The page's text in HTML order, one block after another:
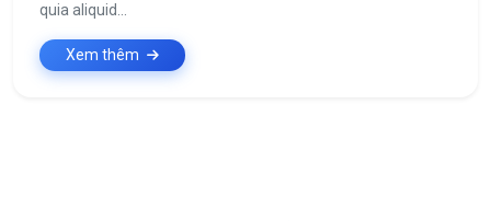
quia aliquid...
Xem thêm